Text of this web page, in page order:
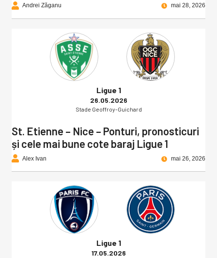
Andrei Zăganu mai 28, 2026
Ligue 1
26.05.2026
Stade Geoffroy-Guichard
St. Etienne – Nice – Ponturi, pronosticuri
și cele mai bune cote baraj Ligue 1
Alex Ivan mai 26, 2026
Ligue 1
17.05.2026